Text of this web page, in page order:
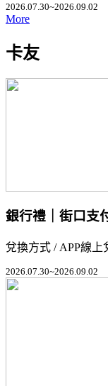
2026.07.30~2026.09.02
More
卡友
銀行禮｜街口支
兌換方式 / APP線上
2026.07.30~2026.09.02